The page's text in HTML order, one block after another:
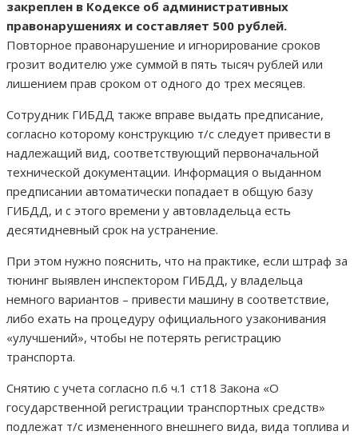
закреплен в Кодексе об административных
правонарушениях и составляет 500 рублей.
Повторное правонарушение и игнорирование сроков
грозит водителю уже суммой в пять тысяч рублей или
лишением прав сроком от одного до трех месяцев.
Сотрудник ГИБДД также вправе выдать предписание,
согласно которому конструкцию т/с следует привести в
надлежащий вид, соответствующий первоначальной
технической документации. Информация о выданном
предписании автоматически попадает в общую базу
ГИБДД, и с этого времени у автовладельца есть
десятидневный срок на устранение.
При этом нужно пояснить, что на практике, если штраф за
тюнинг выявлен инспектором ГИБДД, у владельца
немного вариантов – привести машину в соответствие,
либо ехать на процедуру официального узаконивания
«улучшений», чтобы не потерять регистрацию
транспорта.
Снятию с учета согласно п.6 ч.1 ст18 Закона «О
государственной регистрации транспортных средств»
подлежат т/с измененного внешнего вида, вида топлива и